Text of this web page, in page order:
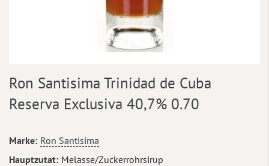
Anfang
der
Bildergalerie
Ron Santisima Trinidad de Cuba
Reserva Exclusiva 40,7% 0.70
Mehr
Informationen
Marke Ron Santisima
Hauptzutat Melasse/Zuckerrohrsirup